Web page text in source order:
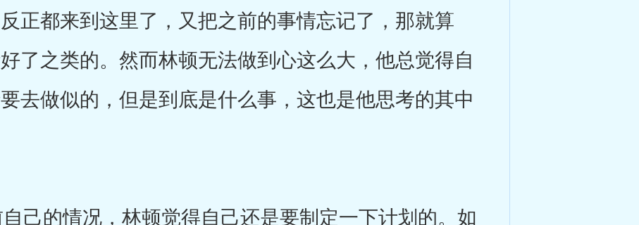
正都来到这里了，又把之前的事情忘记了，那就算
了之类的。然而林顿无法做到心这么大，他总觉得自
去做似的，但是到底是什么事，这也是他思考的其中
己的情况，林顿觉得自己还是要制定一下计划的。如